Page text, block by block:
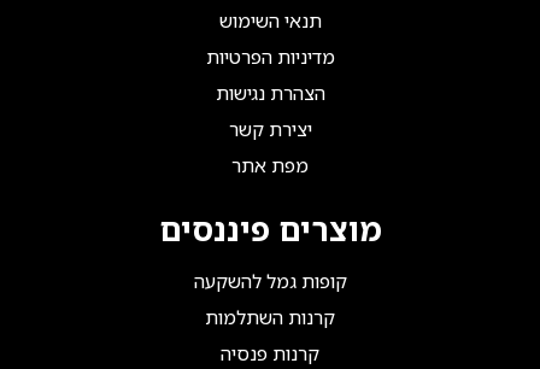
תנאי השימוש
מדיניות הפרטיות
הצהרת נגישות
יצירת קשר
מפת אתר
מוצרים פיננסים
קופות גמל להשקעה
קרנות השתלמות
קרנות פנסיה